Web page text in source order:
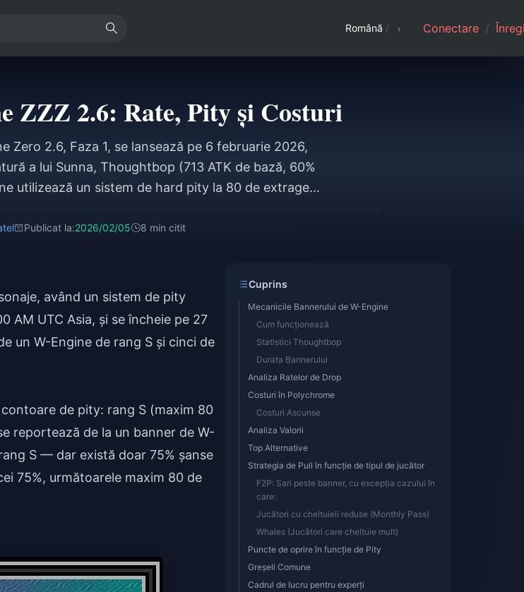
Română / Conectare /
ZZZ 2.6: Rate, Pity și Costuri
Zero 2.6, Faza 1, se lansează pe 6 februarie 2026,
a lui Sunna, Thoughtbop (713 ATK de bază, 60%
utilizează un sistem de hard pity la 80 de extrageri,
Polychrome) pentru un W-Engine promovat
Publicat la:2026/02/05 8 min citit
având un sistem de pity
AM UTC Asia, și se încheie pe 27
un W-Engine de rang S și cinci de
de pity: rang S (maxim 80
reportează de la un banner de W-
S — dar există doar 75% șanse
75%, următoarele maxim 80 de
Cuprins
Mecanicile Bannerului de W-Engine
Cum funcționează
Statistici Thoughtbop
Durata Bannerului
Analiza Ratelor de Drop
Costuri în Polychrome
Costuri Ascunse
Analiza Valorii
Top Alternative
Strategia de Pull în funcție de tipul de jucător
F2P: Sari peste banner, cu excepția cazului în
care:
Jucători cu cheltuieli reduse (Monthly Pass)
Whales (Jucători care cheltuie mult)
Puncte de oprire în funcție de Pity
Greșeli Comune
Cadrul de lucru pentru experți